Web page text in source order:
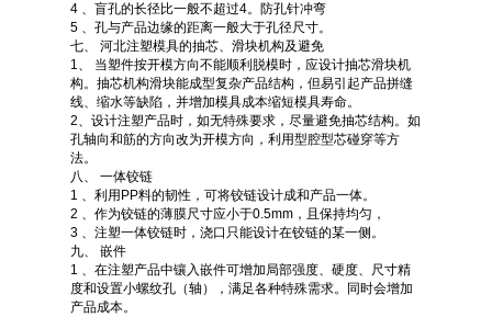
4 、盲孔的长径比一般不超过4。防孔针冲弯
5 、孔与产品边缘的距离一般大于孔径尺寸。
七、 河北注塑模具的抽芯、滑块机构及避免
1、 当塑件按开模方向不能顺利脱模时，应设计抽芯滑块机
构。抽芯机构滑块能成型复杂产品结构，但易引起产品拼缝
线、缩水等缺陷，并增加模具成本缩短模具寿命。
2、设计注塑产品时，如无特殊要求，尽量避免抽芯结构。如
孔轴向和筋的方向改为开模方向，利用型腔型芯碰穿等方
法。
八、 一体铰链
1 、利用PP料的韧性，可将铰链设计成和产品一体。
2 、作为铰链的薄膜尺寸应小于0.5mm，且保持均匀，
3 、注塑一体铰链时，浇口只能设计在铰链的某一侧。
九、 嵌件
1 、在注塑产品中镶入嵌件可增加局部强度、硬度、尺寸精
度和设置小螺纹孔（轴），满足各种特殊需求。同时会增加
产品成本。